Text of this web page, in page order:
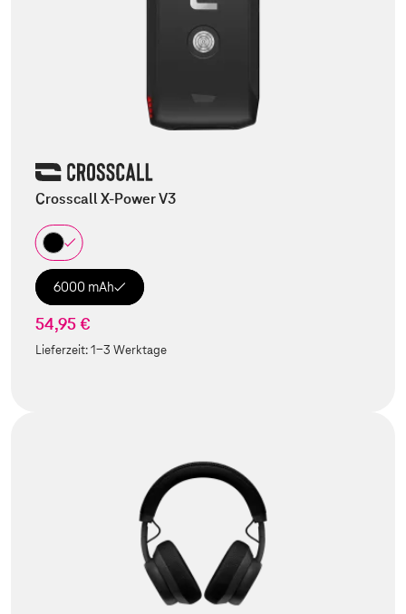
Crosscall X-Power V3
6000 mAh
54,95 €
Lieferzeit:1-3 Werktage